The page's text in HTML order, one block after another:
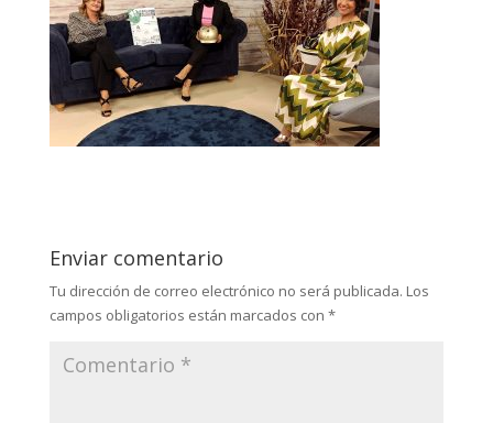
Enviar comentario
Tu dirección de correo electrónico no será publicada. Los
campos obligatorios están marcados con *